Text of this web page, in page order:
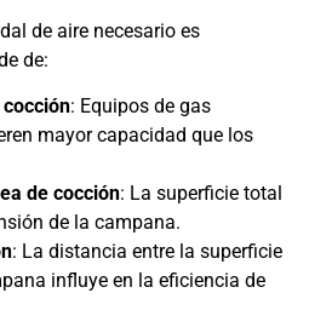
de aire necesario es
de:
: Equipos de gas
mayor capacidad que los
de cocción: La superficie total
de la campana.
: La distancia entre la superficie
influye en la eficiencia de